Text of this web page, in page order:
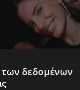
δεδομένων